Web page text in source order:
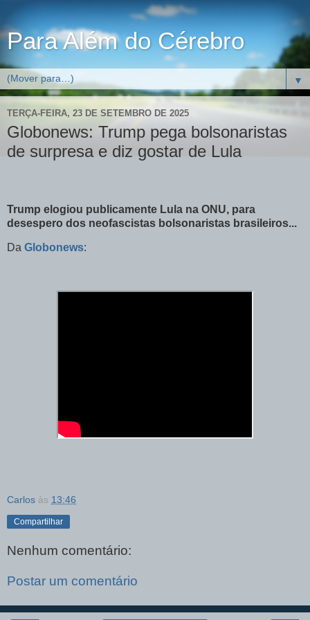
Para Além do Cérebro
▼
TERÇA-FEIRA, 23 DE SETEMBRO DE 2025
Globonews: Trump pega bolsonaristas
de surpresa e diz gostar de Lula
Trump elogiou publicamente Lula na ONU, para
desespero dos neofascistas bolsonaristas brasileiros...
Da Globonews:
Carlos às 13:46
Compartilhar
Nenhum comentário:
Postar um comentário